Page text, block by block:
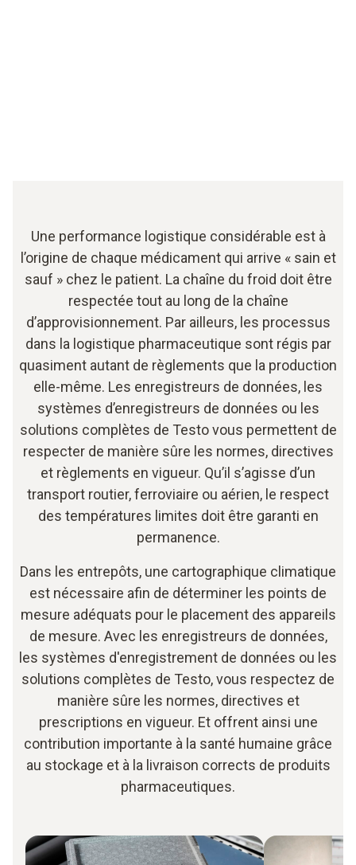
Une performance logistique considérable est à
l’origine de chaque médicament qui arrive « sain et
sauf » chez le patient. La chaîne du froid doit être
respectée tout au long de la chaîne
d’approvisionnement. Par ailleurs, les processus
dans la logistique pharmaceutique sont régis par
quasiment autant de règlements que la production
elle-même. Les enregistreurs de données, les
systèmes d’enregistreurs de données ou les
solutions complètes de Testo vous permettent de
respecter de manière sûre les normes, directives
et règlements en vigueur. Qu’il s’agisse d’un
transport routier, ferroviaire ou aérien, le respect
des températures limites doit être garanti en
permanence.
Dans les entrepôts, une cartographique climatique
est nécessaire afin de déterminer les points de
mesure adéquats pour le placement des appareils
de mesure. Avec les enregistreurs de données,
les systèmes d'enregistrement de données ou les
solutions complètes de Testo, vous respectez de
manière sûre les normes, directives et
prescriptions en vigueur. Et offrent ainsi une
contribution importante à la santé humaine grâce
au stockage et à la livraison corrects de produits
pharmaceutiques.